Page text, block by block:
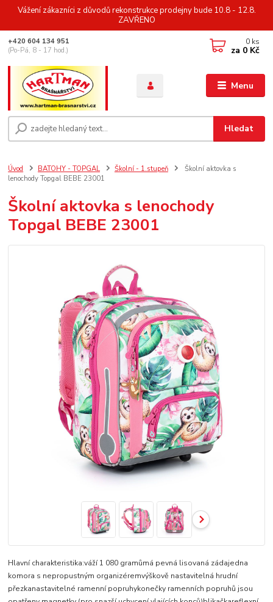
Vážení zákazníci z důvodů rekonstrukce prodejny bude 10.8 - 12.8.
ZAVŘENO
Menu
Hledat
+420 604 134 951
(Po-Pá, 8 - 17 hod.)
0 ks
za 0 Kč
Úvod BATOHY - TOPGAL Školní - 1.stupeň
Školní aktovka s
lenochody Topgal BEBE 23001
Školní aktovka s lenochody
Topgal BEBE 23001
Hlavní charakteristika:váží 1 080 gramůmá pevná lisovaná zádajedna
komora s nepropustným organizéremvýškově nastavitelná hrudní
přezkanastavitelné ramenní popruhykonečky ramenních popruhů jsou